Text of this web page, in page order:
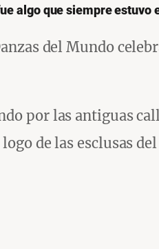
algo que siempre
del Mundo
por las antiguas
de las esclusas